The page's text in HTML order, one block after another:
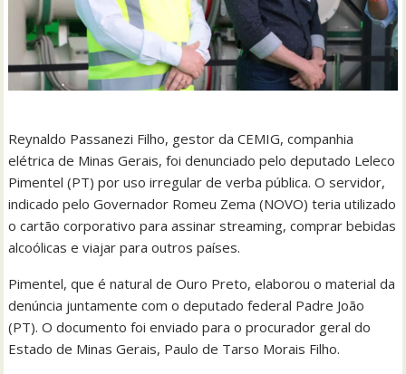
Reynaldo Passanezi Filho, gestor da CEMIG, companhia
elétrica de Minas Gerais, foi denunciado pelo deputado Leleco
Pimentel (PT) por uso irregular de verba pública. O servidor,
indicado pelo Governador Romeu Zema (NOVO) teria utilizado
o cartão corporativo para assinar streaming, comprar bebidas
alcoólicas e viajar para outros países.
Pimentel, que é natural de Ouro Preto, elaborou o material da
denúncia juntamente com o deputado federal Padre João
(PT). O documento foi enviado para o procurador geral do
Estado de Minas Gerais, Paulo de Tarso Morais Filho.